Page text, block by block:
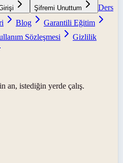
Şifremi Unuttum
Ders
Blog
Garantili Eğitim
Sözleşmesi
Gizlilik
an, istediğin yerde çalış.